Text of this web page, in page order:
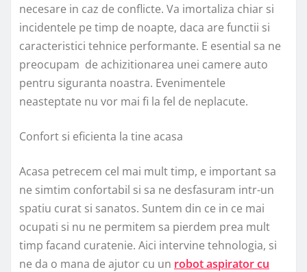
necesare in caz de conflicte. Va imortaliza chiar si
incidentele pe timp de noapte, daca are functii si
caracteristici tehnice performante. E esential sa ne
preocupam de achizitionarea unei camere auto
pentru siguranta noastra. Evenimentele
neasteptate nu vor mai fi la fel de neplacute.
Confort si eficienta la tine acasa
Acasa petrecem cel mai mult timp, e important sa
ne simtim confortabil si sa ne desfasuram intr-un
spatiu curat si sanatos. Suntem din ce in ce mai
ocupati si nu ne permitem sa pierdem prea mult
timp facand curatenie. Aici intervine tehnologia, si
ne da o mana de ajutor cu un robot aspirator cu